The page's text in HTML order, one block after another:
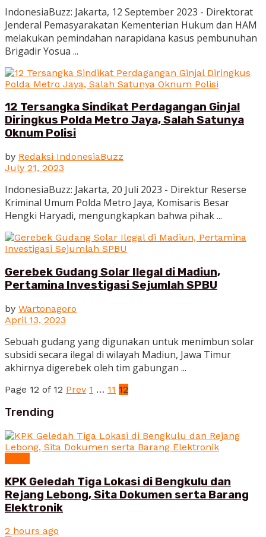
IndonesiaBuzz: Jakarta, 12 September 2023 - Direktorat
Jenderal Pemasyarakatan Kementerian Hukum dan HAM
melakukan pemindahan narapidana kasus pembunuhan
Brigadir Yosua ...
12 Tersangka Sindikat Perdagangan Ginjal
Diringkus Polda Metro Jaya, Salah Satunya
Oknum Polisi
by Redaksi IndonesiaBuzz
July 21, 2023
IndonesiaBuzz: Jakarta, 20 Juli 2023 - Direktur Reserse
Kriminal Umum Polda Metro Jaya, Komisaris Besar
Hengki Haryadi, mengungkapkan bahwa pihak ...
Gerebek Gudang Solar Ilegal di Madiun,
Pertamina Investigasi Sejumlah SPBU
by Wartonagoro
April 13, 2023
Sebuah gudang yang digunakan untuk menimbun solar
subsidi secara ilegal di wilayah Madiun, Jawa Timur
akhirnya digerebek oleh tim gabungan ...
Page 12 of 12 Prev 1 … 11 12
Trending
KPK Geledah Tiga Lokasi di Bengkulu dan
Rejang Lebong, Sita Dokumen serta Barang
Elektronik
2 hours ago